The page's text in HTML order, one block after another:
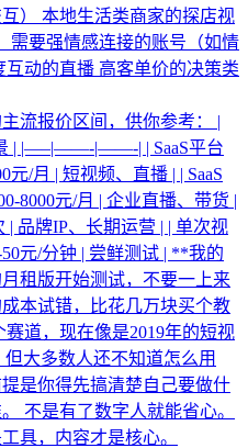
） 本地生活类商家的探店视
要强情感连接的账号（如情
动的直播 高客单价的决策类
流报价区间，供你参考： |
| |—–|——-|——-| | SaaS平台
元/月 | 短视频、直播 | | SaaS
8000元/月 | 企业直播、带货 |
| 品牌IP、长期运营 | | 单次视
元/分钟 | 尝鲜测试 | **我的
租版开始测试，不要一上来
本试错，比花几万块买个教
道，现在像是2019年的短视
大多数人还不知道怎么用
是你得先搞清楚自己要做什
不是有了数字人就能省心。
具，内容才是核心。